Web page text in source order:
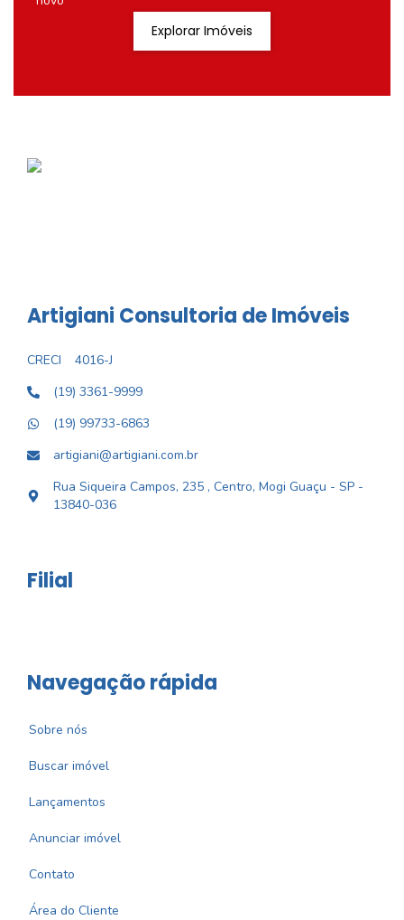
Explorar Imóveis
Artigiani Consultoria de Imóveis
CRECI
4016-J
(19) 3361-9999
(19) 99733-6863
artigiani@artigiani.com.br
Rua Siqueira Campos, 235 , Centro, Mogi Guaçu - SP -
13840-036
Filial
Navegação rápida
Sobre nós
Buscar imóvel
Lançamentos
Anunciar imóvel
Contato
Área do Cliente